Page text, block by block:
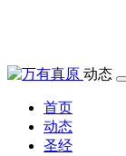
动态
首页
动态
圣经